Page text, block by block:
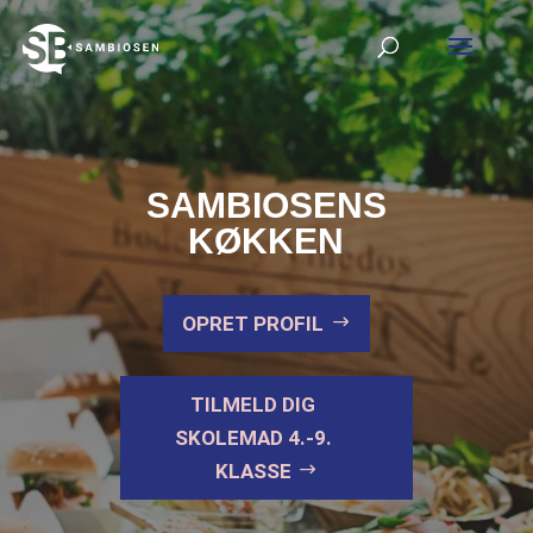
SAMBIOSENS
KØKKEN
OPRET PROFIL
TILMELD DIG
SKOLEMAD 4.-9.
KLASSE